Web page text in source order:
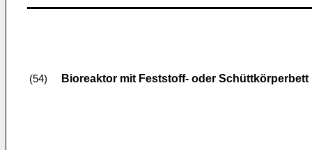
(54) Bioreaktor mit Feststoff- oder